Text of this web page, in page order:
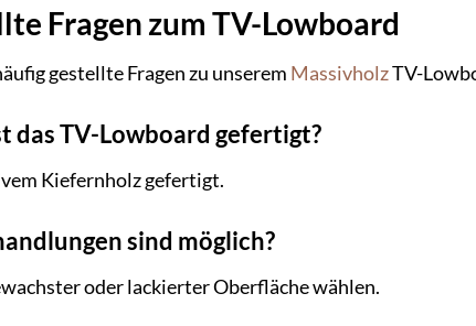
Fragen zum TV-Lowboard
gestellte Fragen zu unserem MassivholzTV-
das TV-Lowboard gefertigt?
Kiefernholz gefertigt.
sind möglich?
oder lackierter Oberfläche wählen.